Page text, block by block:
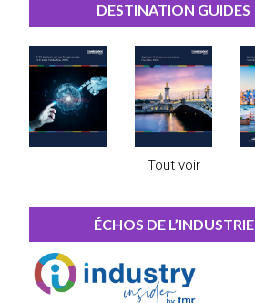
DESTINATION GUIDES
Tout voir
ÉCHOS DE L’INDUSTRIE